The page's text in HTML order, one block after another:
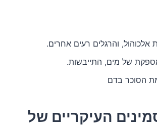
אלכוהול, והרגלים רעים אחרים.
של מים, התייבשות.
הסוכר בדם
העיקריים של